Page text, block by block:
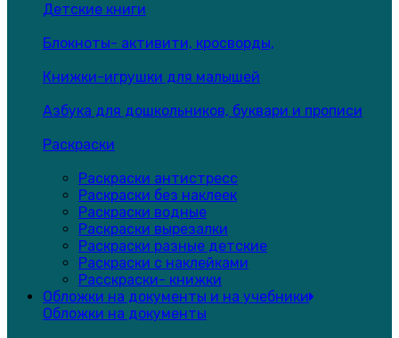
Детские книги
Блокноты- активити, кросворды,
Книжки-игрушки для малышей
Азбука для дошкольников, буквари и прописи
Раскраски
Раскраски антистресс
Раскраски без наклеек
Раскраски водные
Раскраски вырезалки
Раскраски разные детские
Раскраски с наклейками
Расскраски- книжки
Обложки на документы и на учебники
Обложки на документы